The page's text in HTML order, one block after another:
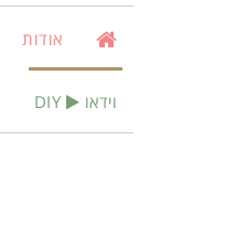
אודות
וידאו